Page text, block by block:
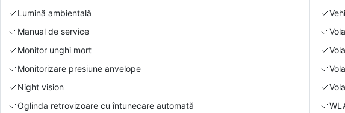
Lumină ambientală
Manual de service
Monitor unghi mort
Monitorizare presiune anvelope
Night vision
Oglinda retrovizoare cu întunecare automată